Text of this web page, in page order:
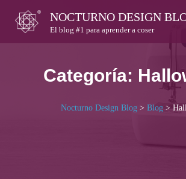
content
NOCTURNO DESIGN
El blog #1 para aprender a coser
Categoría:
Nocturno Design Blog > Blog >